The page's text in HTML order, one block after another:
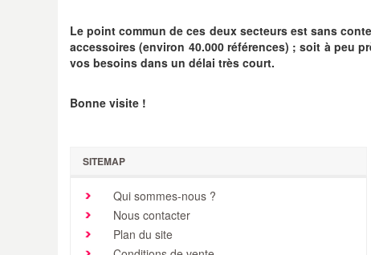
Le point commun de ces deux secteurs est sans
accessoires (environ 40.000 références) ; soit à peu
vos besoins dans un délai très court.
Bonne visite !
SITEMAP
Qui sommes-nous ?
Nous contacter
Plan du site